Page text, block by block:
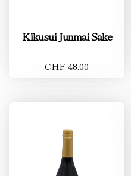
Kikusui Junmai Sake
CHF 48.00